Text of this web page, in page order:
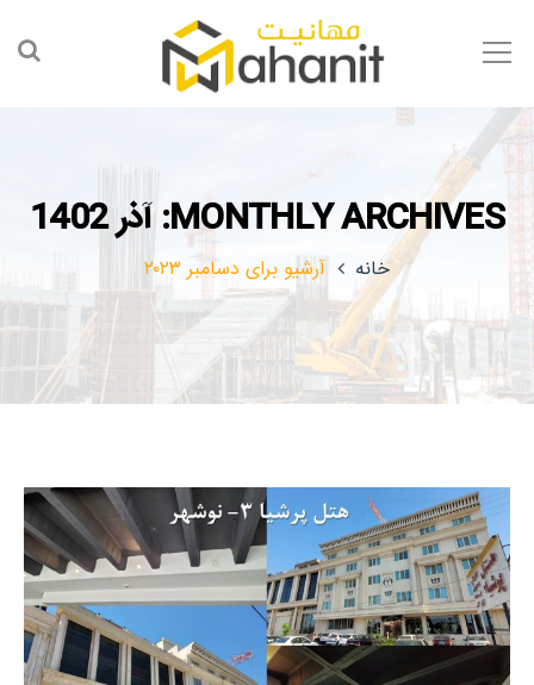
MONTHLY ARCHIVES: آذر 1402
خانه آرشیو برای دسامبر ۲۰۲۳